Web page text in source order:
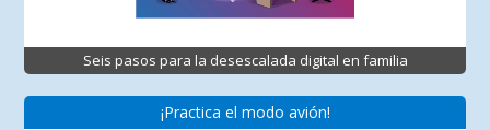
Seis pasos para la desescalada digital en familia
¡Practica el modo avión!